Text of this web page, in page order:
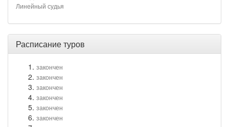
Линейный судья
Расписание туров
закончен
закончен
закончен
закончен
закончен
закончен